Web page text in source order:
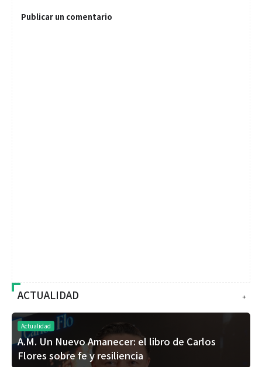
Publicar un comentario
+
ACTUALIDAD
Actualidad
A.M. Un Nuevo Amanecer: el libro de Carlos
Flores sobre fe y resiliencia